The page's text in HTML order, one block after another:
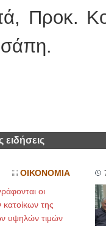
Προκ.
ειδήσεις
ΟΙΚΟΝΟΜΙΑ
οι
κατοίκων της
υψηλών τιμών